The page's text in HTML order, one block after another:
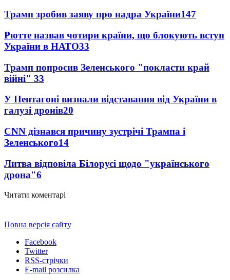
Трамп зробив заяву про надра України147
Рютте назвав чотири країни, що блокують вступ
України в НАТО33
Трамп попросив Зеленського "покласти край
війні" 33
У Пентагоні визнали відставання від України в
галузі дронів20
CNN дізнався причину зустрічі Трампа і
Зеленського14
Литва відповіла Білорусі щодо "українського
дрона"6
Читати коментарі
Повна версія сайту
Facebook
Twitter
RSS-стрічки
E-mail розсилка